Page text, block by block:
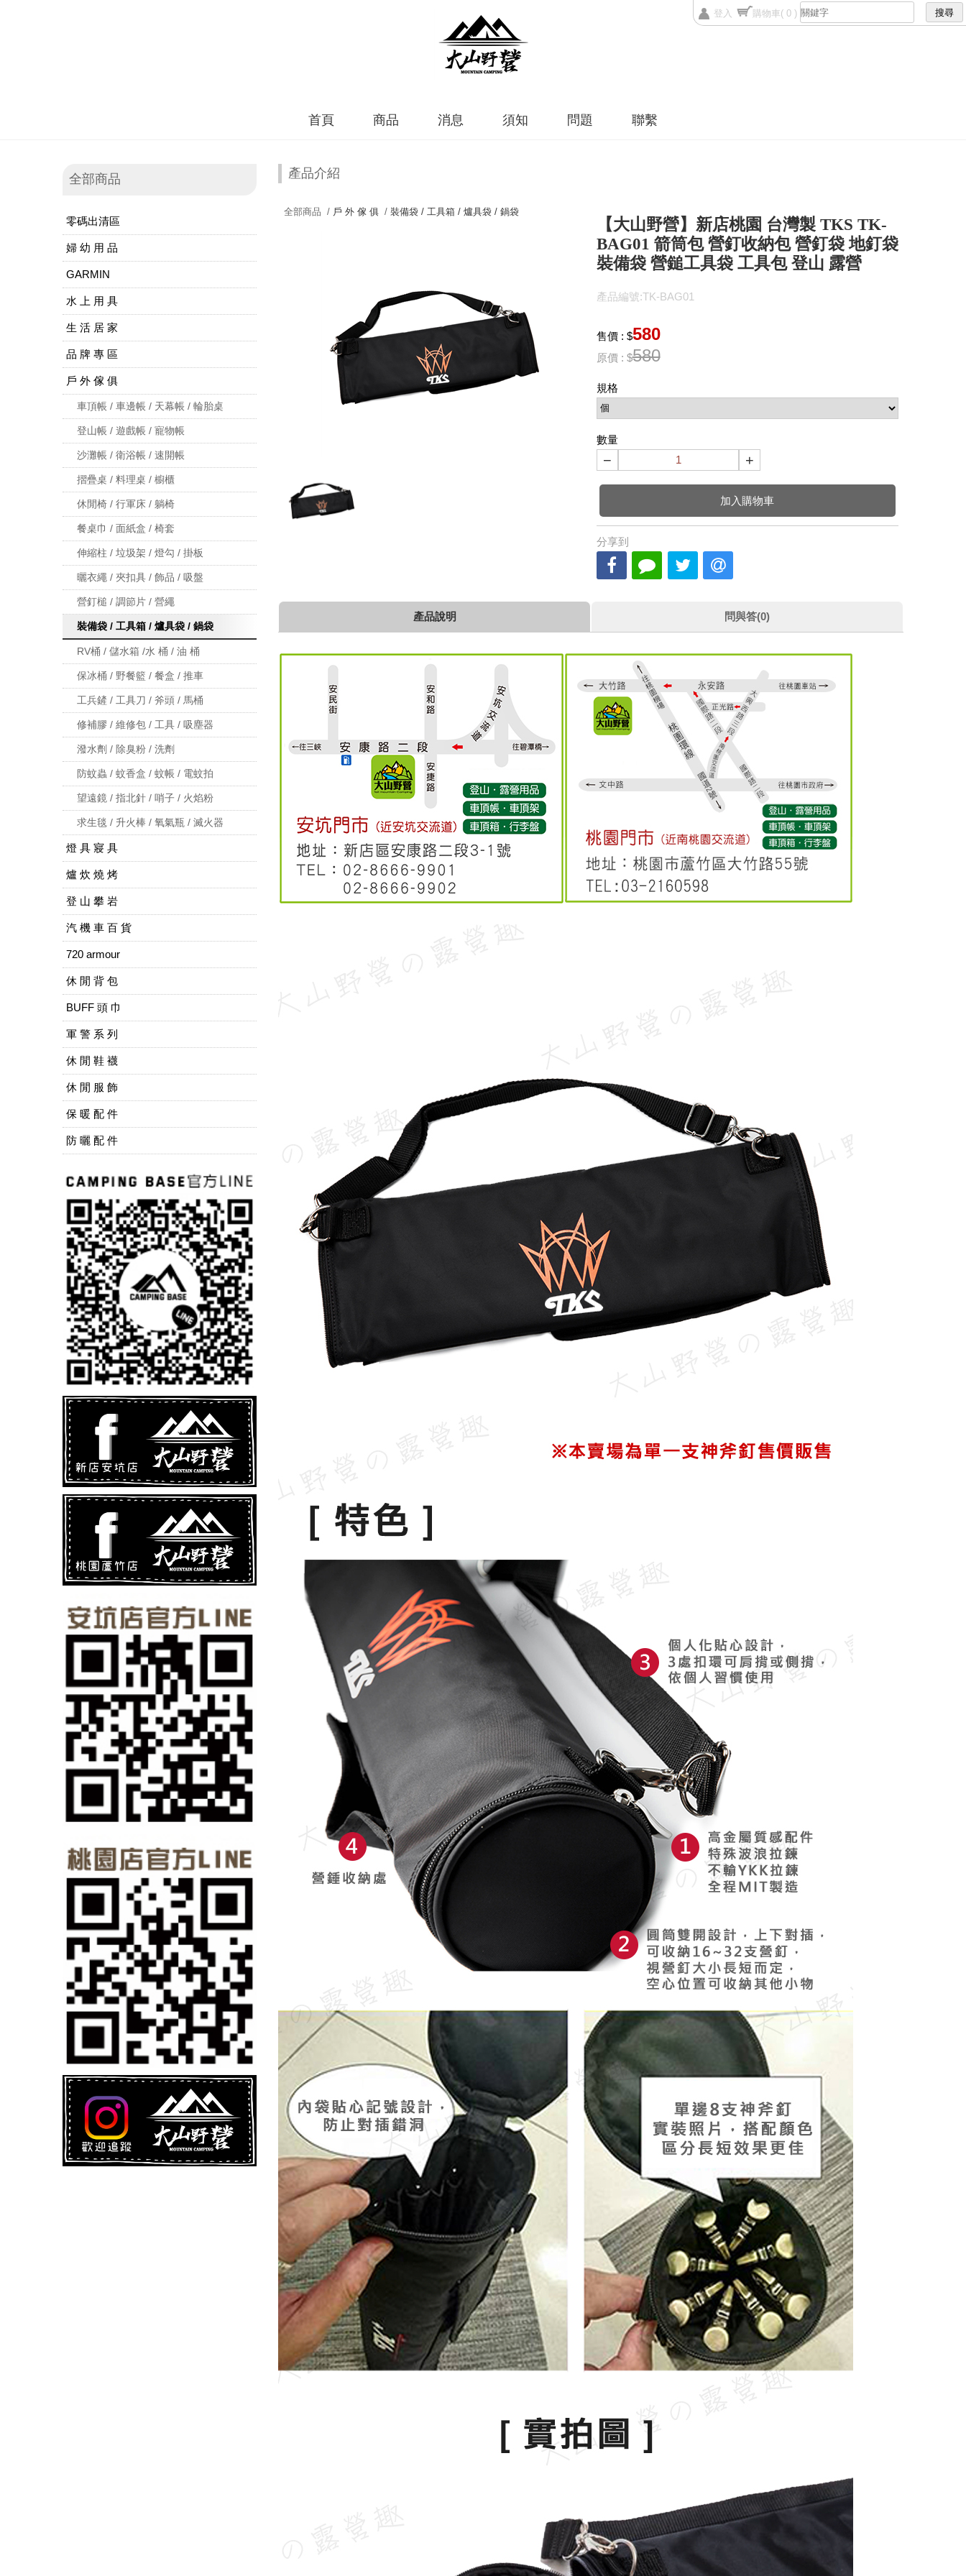
登入 購物車( 0 )
首頁 商品 消息 須知 問題 聯繫
全部商品
零碼出清區
婦 幼 用 品
GARMIN
水 上 用 具
生 活 居 家
品 牌 專 區
戶 外 傢 俱
車頂帳 / 車邊帳 / 天幕帳 / 輪胎桌
登山帳 / 遊戲帳 / 寵物帳
沙灘帳 / 衛浴帳 / 速開帳
摺疊桌 / 料理桌 / 櫥櫃
休閒椅 / 行軍床 / 躺椅
餐桌巾 / 面紙盒 / 椅套
伸縮柱 / 垃圾架 / 燈勾 / 掛板
曬衣繩 / 夾扣具 / 飾品 / 吸盤
營釘槌 / 調節片 / 營繩
裝備袋 / 工具箱 / 爐具袋 / 鍋袋
RV桶 / 儲水箱 /水 桶 / 油 桶
保冰桶 / 野餐籃 / 餐盒 / 推車
工兵鏟 / 工具刀 / 斧頭 / 馬桶
修補膠 / 維修包 / 工具 / 吸塵器
潑水劑 / 除臭粉 / 洗劑
防蚊蟲 / 蚊香盒 / 蚊帳 / 電蚊拍
望遠鏡 / 指北針 / 哨子 / 火焰粉
求生毯 / 升火棒 / 氧氣瓶 / 滅火器
燈 具 寢 具
爐 炊 燒 烤
登 山 攀 岩
汽 機 車 百 貨
720 armour
休 閒 背 包
BUFF 頭 巾
軍 警 系 列
休 閒 鞋 襪
休 閒 服 飾
保 暖 配 件
防 曬 配 件
產品介紹
全部商品 / 戶 外 傢 俱/ 裝備袋 / 工具箱 / 爐具袋 / 鍋袋
【大山野營】新店桃園 台灣製 TKS TK-
BAG01 箭筒包 營釘收納包 營釘袋 地釘袋
裝備袋 營鎚工具袋 工具包 登山 露營
產品編號:TK-BAG01
售價 : $580
原價 : $580
規格
數量
− +
加入購物車
分享到
產品說明 問與答(0)